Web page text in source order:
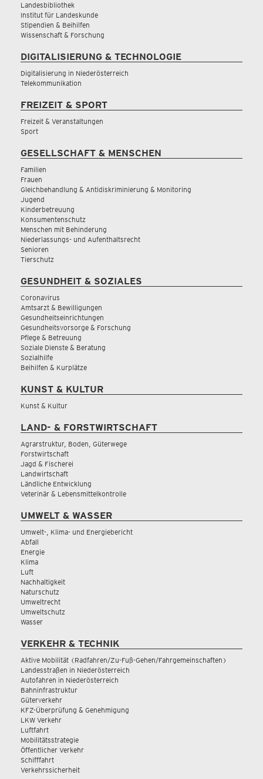
Landesbibliothek
Institut für Landeskunde
Stipendien & Beihilfen
Wissenschaft & Forschung
DIGITALISIERUNG & TECHNOLOGIE
Digitalisierung in Niederösterreich
Telekommunikation
FREIZEIT & SPORT
Freizeit & Veranstaltungen
Sport
GESELLSCHAFT & MENSCHEN
Familien
Frauen
Gleichbehandlung & Antidiskriminierung & Monitoring
Jugend
Kinderbetreuung
Konsumentenschutz
Menschen mit Behinderung
Niederlassungs- und Aufenthaltsrecht
Senioren
Tierschutz
GESUNDHEIT & SOZIALES
Coronavirus
Amtsarzt & Bewilligungen
Gesundheitseinrichtungen
Gesundheitsvorsorge & Forschung
Pflege & Betreuung
Soziale Dienste & Beratung
Sozialhilfe
Beihilfen & Kurplätze
KUNST & KULTUR
Kunst & Kultur
LAND- & FORSTWIRTSCHAFT
Agrarstruktur, Boden, Güterwege
Forstwirtschaft
Jagd & Fischerei
Landwirtschaft
Ländliche Entwicklung
Veterinär & Lebensmittelkontrolle
UMWELT & WASSER
Umwelt-, Klima- und Energiebericht
Abfall
Energie
Klima
Luft
Nachhaltigkeit
Naturschutz
Umweltrecht
Umweltschutz
Wasser
VERKEHR & TECHNIK
Aktive Mobilität (Radfahren/Zu-Fuß-Gehen/Fahrgemeinschaften)
Landesstraßen in Niederösterreich
Autofahren in Niederösterreich
Bahninfrastruktur
Güterverkehr
KFZ-Überprüfung & Genehmigung
LKW Verkehr
Luftfahrt
Mobilitätsstrategie
Öffentlicher Verkehr
Schifffahrt
Verkehrssicherheit